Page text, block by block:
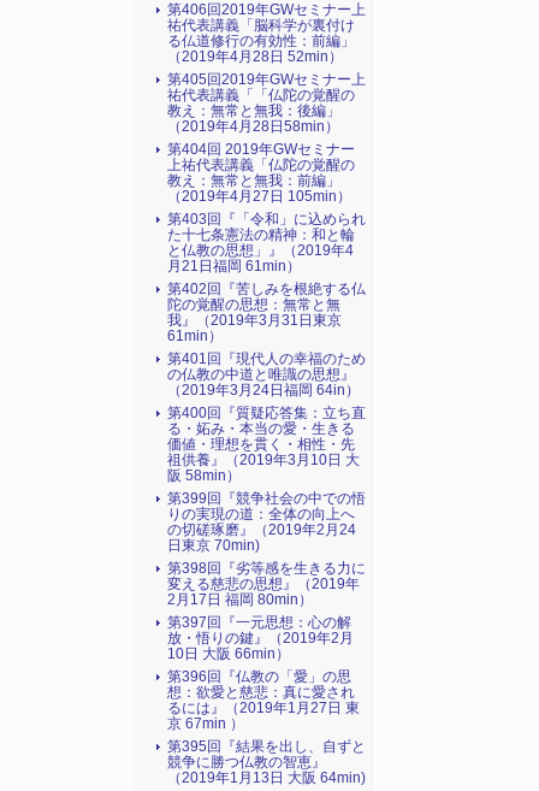
第406回2019年GWセミナー上
祐代表講義「脳科学が裏付け
る仏道修行の有効性：前編」
（2019年4月28日 52min）
第405回2019年GWセミナー上
祐代表講義「「仏陀の覚醒の
教え：無常と無我：後編」
（2019年4月28日58min）
第404回 2019年GWセミナー
上祐代表講義「仏陀の覚醒の
教え：無常と無我：前編」
（2019年4月27日 105min）
第403回『「令和」に込められ
た十七条憲法の精神：和と輪
と仏教の思想」』（2019年4
月21日福岡 61min）
第402回『苦しみを根絶する仏
陀の覚醒の思想：無常と無
我』（2019年3月31日東京
61min）
第401回『現代人の幸福のため
の仏教の中道と唯識の思想』
（2019年3月24日福岡 64in）
第400回『質疑応答集：立ち直
る・妬み・本当の愛・生きる
価値・理想を貫く・相性・先
祖供養』（2019年3月10日 大
阪 58min）
第399回『競争社会の中での悟
りの実現の道：全体の向上へ
の切磋琢磨』（2019年2月24
日東京 70min)
第398回『劣等感を生きる力に
変える慈悲の思想』（2019年
2月17日 福岡 80min）
第397回『一元思想：心の解
放・悟りの鍵』（2019年2月
10日 大阪 66min）
第396回『仏教の「愛」の思
想：欲愛と慈悲：真に愛され
るには』（2019年1月27日 東
京 67min ）
第395回『結果を出し、自ずと
競争に勝つ仏教の智恵』
（2019年1月13日 大阪 64min)